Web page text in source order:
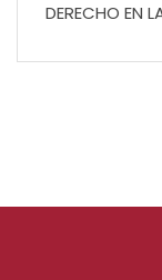
DERECHO EN